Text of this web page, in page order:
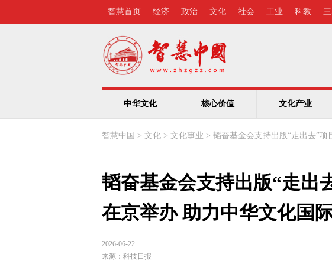
智慧首页 经济 政治 文化 社会 工业 科教
中华文化 核心价值 文化产业
智慧中国 > 文化 > 文化事业 > 韬奋基金会支持出版“走出去”
韬奋基金会支持出版“走出
在京举办 助力中华文化国
2026-06-22
来源： 科技日报